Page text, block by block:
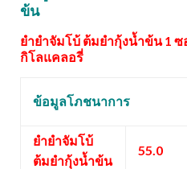
ข้น
ยำยำจัมโบ้ ต้มยำกุ้งน้ำข้น 1
กิโลแคลอรี่
ข้อมูลโภชนาการ
ยำยำจัมโบ้
ต้มยำกุ้งน้ำข้น
55.0